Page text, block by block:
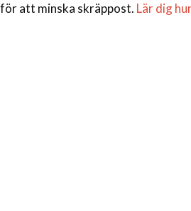
att minska skräppost. Lär dig